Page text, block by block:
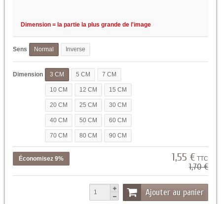
Dimension = la partie la plus grande de l'image
Sens Normal Inverse
Dimension 3 CM 5 CM 7 CM
10 CM 12 CM 15 CM
20 CM 25 CM 30 CM
40 CM 50 CM 60 CM
70 CM 80 CM 90 CM
Économisez 9% 1,55 € TTC
1,70 €
Ajouter au panier